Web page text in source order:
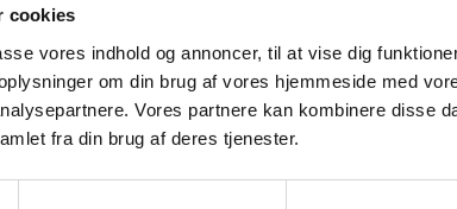
cookies
vores indhold og annoncer, til at vise dig
om din brug af vores hjemmeside med
Vores partnere kan kombinere disse
fra din brug af deres tjenester.
med vand oftere end normalt. I
på
Hvad du bør gøre
samling Få installationen undersøgt
Undersøg rørtype og alder
Reagér hurtigt for at begrænse skade
Stop brug og bestil VVS